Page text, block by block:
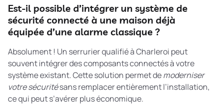
Est-il possible d’intégrer un système de
sécurité connecté à une maison déjà
équipée d’une alarme classique ?
Absolument ! Un serrurier qualifié à Charleroi peut
souvent intégrer des composants connectés à votre
système existant. Cette solution permet demoderniser
votre sécuritésans remplacer entièrement l’installation,
ce qui peut s’avérer plus économique.